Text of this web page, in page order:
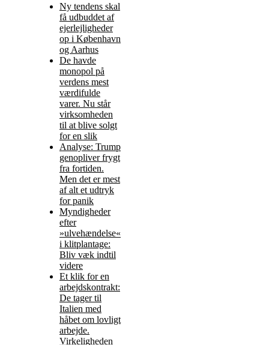
Ny tendens skal
få udbuddet af
ejerlejligheder
op i København
og Aarhus
De havde
monopol på
verdens mest
værdifulde
varer. Nu står
virksomheden
til at blive solgt
for en slik
Analyse: Trump
genopliver frygt
fra fortiden.
Men det er mest
af alt et udtryk
for panik
Myndigheder
efter
»ulvehændelse«
i klitplantage:
Bliv væk indtil
videre
Et klik for en
arbejdskontrakt:
De tager til
Italien med
håbet om lovligt
arbejde.
Virkeligheden